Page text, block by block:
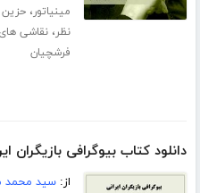
مینیاتور،
نظر،نقاشی
فرشچیان
دانلود کتاب بیوگرافی بازیگران
از:سید محمد